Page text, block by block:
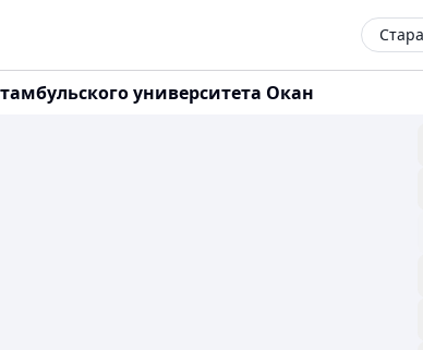
университета Окан